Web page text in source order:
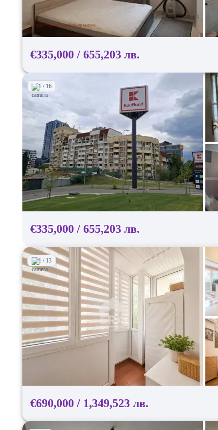
€335,000 / 655,203 лв.
1 / 16
€335,000 / 655,203 лв.
1 / 13
€690,000 / 1,349,523 лв.